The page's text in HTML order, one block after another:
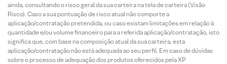
ainda, consultando o risco geral da sua carteira na tela de carteira (Visão
Risco). Caso a sua pontuação de risco atual não comporte a
aplicação/contratação pretendida, ou caso existam limitações em relação à
quantidade e/ou volume financeiro para a referida aplicação/contratação, isto
significa que, com base na composição atual da sua carteira, esta
aplicação/contratação não está adequada ao seu perfil. Em caso de dúvidas
sobre o processo de adequação dos produtos oferecidos pela XP